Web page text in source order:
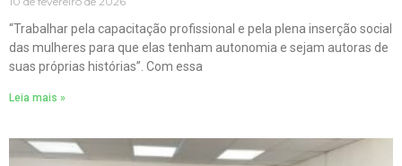
“Trabalhar pela capacitação profissional e pela plena inserção social
das mulheres para que elas tenham autonomia e sejam autoras de
suas próprias histórias”. Com essa
Leia mais »